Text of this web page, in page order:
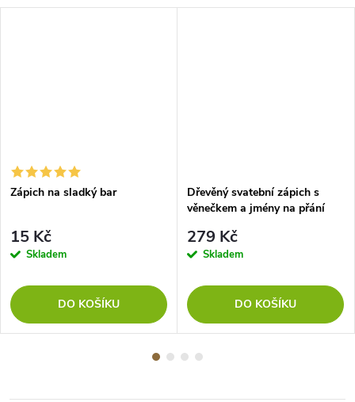
Zápich na sladký bar
15 Kč
Skladem
DO KOŠÍKU
Dřevěný svatební zápich s
věnečkem a jmény na přání
279 Kč
Skladem
DO KOŠÍKU